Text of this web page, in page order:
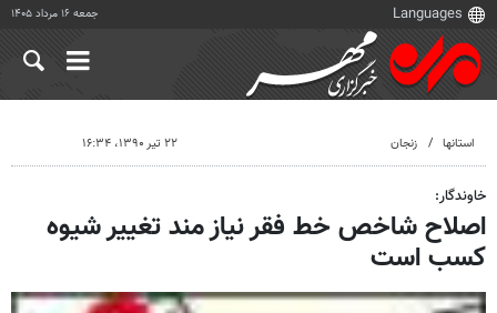
جمعه ۱۶ مرداد ۱۴۰۵
استانها زنجان ۲۲ تیر ۱۳۹۰، ۱۶:۳۴
خاوندگار:
اصلاح شاخص خط فقر نیاز مند تغییر شیوه
کسب است